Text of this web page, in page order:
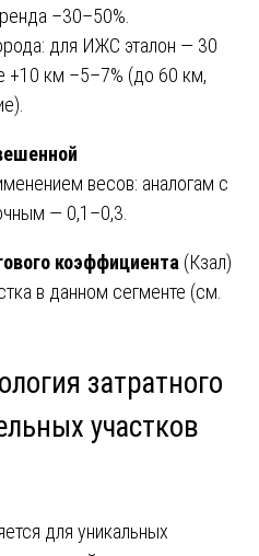
–30–50%.
для ИЖС эталон — 30
км –5–7% (до 60 км,
весов: аналогам с
— 0,1–0,3.
коэффициента (Кзал)
в данном сегменте (см.
затратного
участков
для уникальных